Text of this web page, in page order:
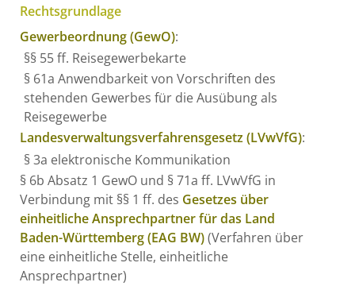
Rechtsgrundlage
Gewerbeordnung (GewO):
§§ 55ff. Reisegewerbekarte
§ 61a Anwendbarkeit von Vorschriften des
stehenden Gewerbes für die Ausübung als
Reisegewerbe
Landesverwaltungsverfahrensgesetz (LVwVfG):
§ 3a elektronische Kommunikation
§ 6b Absatz 1 GewO und § 71a ff. LVwVfG in
Verbindung mit §§ 1 ff. des Gesetzes über
einheitliche Ansprechpartner für das Land
Baden-Württemberg (EAG BW)(Verfahren über
eine einheitliche Stelle, einheitliche
Ansprechpartner)